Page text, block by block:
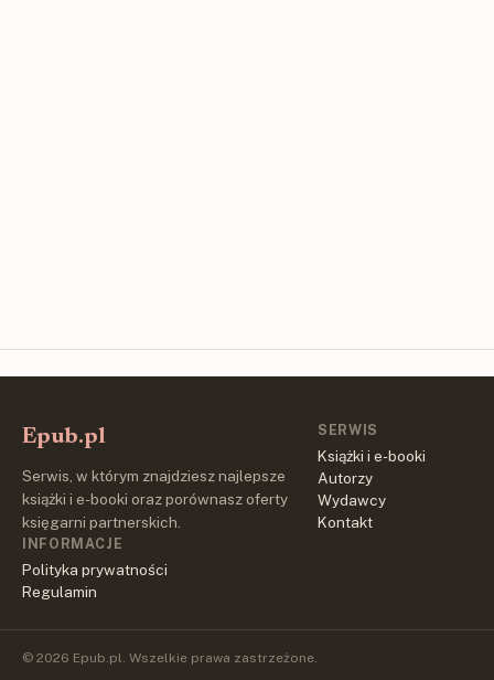
Epub.pl
Serwis, w którym znajdziesz najlepsze
książki i e-booki oraz porównasz oferty
księgarni partnerskich.
SERWIS
Książki i e-booki
Autorzy
Wydawcy
Kontakt
INFORMACJE
Polityka prywatności
Regulamin
© 2026 Epub.pl. Wszelkie prawa zastrzeżone.